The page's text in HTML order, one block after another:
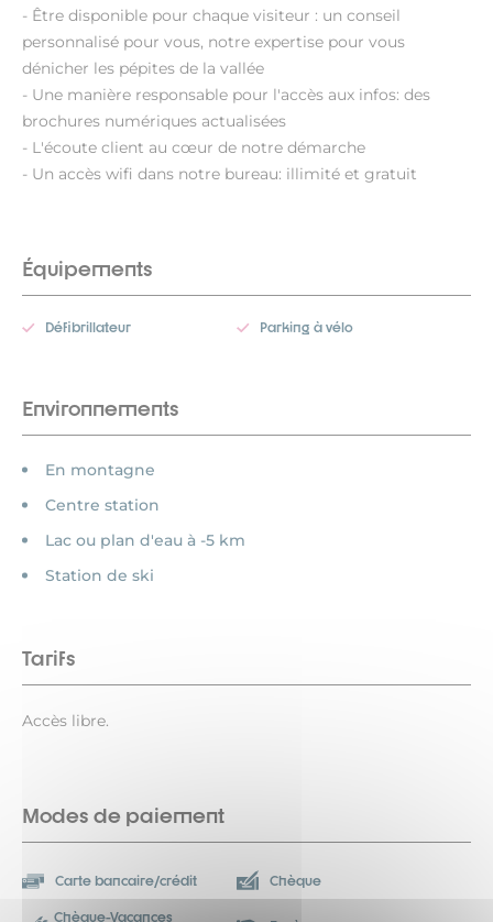
- Être disponible pour chaque visiteur : un conseil
personnalisé pour vous, notre expertise pour vous
dénicher les pépites de la vallée
- Une manière responsable pour l'accès aux infos: des
brochures numériques actualisées
- L'écoute client au cœur de notre démarche
- Un accès wifi dans notre bureau: illimité et gratuit
Équipements
Défibrillateur Parking à vélo
Environnements
En montagne
Centre station
Lac ou plan d'eau à -5 km
Station de ski
Tarifs
Accès libre.
Modes de paiement
Carte bancaire/crédit Chèque
Chèque-Vacances